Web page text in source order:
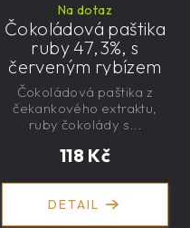
Na dotaz
Čokoládová paštika
ruby 47,3%, s
červeným rybízem
a čekankovým
sirupem 100g -
nízkokalorická,
Nízkokalorická, s
čekankovým
sirupem, červený
118 Kč
DETAIL
Čokoládová paštika z
čekankového extraktu,
ruby čokolády s...